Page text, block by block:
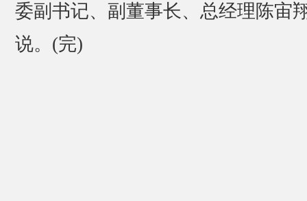
委副书记、副董事长、总经理陈宙
说。(完)